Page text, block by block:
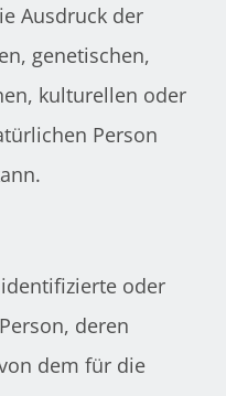
Ausdruck der
genetischen,
kulturellen oder
Person
oder
deren
dem für die